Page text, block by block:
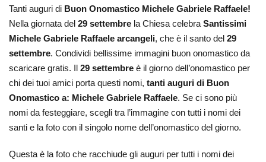
Tanti auguri di Buon Onomastico Michele Gabriele Raffaele!
Nella giornata del 29 settembre la Chiesa celebra Santissimi
Michele Gabriele Raffaele arcangeli, che è il santo del 29
settembre. Condividi bellissime immagini buon onomastico da
scaricare gratis. Il 29 settembre è il giorno dell’onomastico per
chi dei tuoi amici porta questi nomi, tanti auguri di Buon
Onomastico a: Michele Gabriele Raffaele. Se ci sono più
nomi da festeggiare, scegli tra l’immagine con tutti i nomi dei
santi e la foto con il singolo nome dell’onomastico del giorno.
Questa è la foto che racchiude gli auguri per tutti i nomi dei